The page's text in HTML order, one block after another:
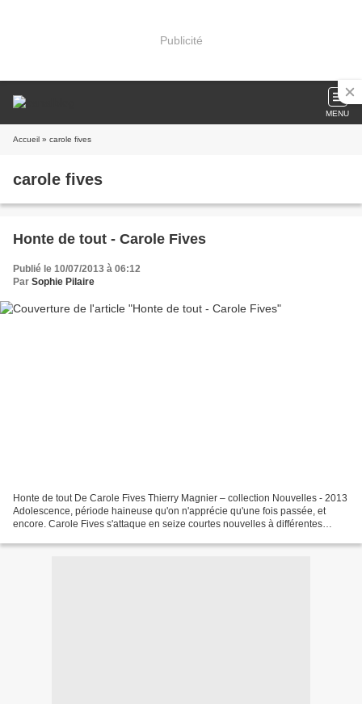
Publicité
MENU
Accueil » carole fives
carole fives
Honte de tout - Carole Fives
Publié le 10/07/2013 à 06:12
Par Sophie Pilaire
Honte de tout De Carole Fives Thierry Magnier – collection Nouvelles - 2013
Adolescence, période haineuse qu'on n'apprécie qu'une fois passée, et
encore. Carole Fives s'attaque en seize courtes nouvelles à différentes